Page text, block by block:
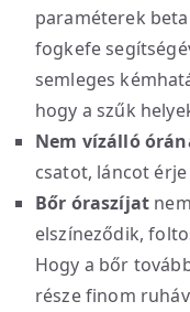
paraméterek
fogkefe
semleges
hogy a szűk
Nem vízálló
csatot, láncot érje
Bőr óraszíjat
elszíneződik,
Hogy a bőr
része finom